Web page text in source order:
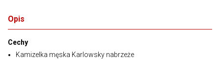
Opis
Cechy
Kamizelka męska Karlowsky nabrzeże